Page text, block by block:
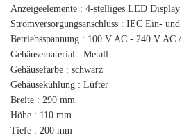
Anzeigeelemente : 4-stelliges LED Display
Stromversorgungsanschluss : IEC Ein- und
Betriebsspannung : 100 V AC - 240 V AC
Gehäusematerial : Metall
Gehäusefarbe : schwarz
Gehäusekühlung : Lüfter
Breite : 290 mm
Höhe : 110 mm
Tiefe : 200 mm